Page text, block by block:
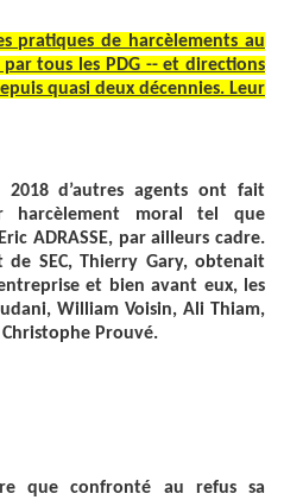
pratiques de harcèlements au
tous les PDG -- et directions
quasi deux décennies. Leur
2018 d’autres agents ont fait
harcèlement moral tel que
ADRASSE, par ailleurs cadre.
de SEC, Thierry Gary, obtenait
et bien avant eux, les
William Voisin, Ali Thiam,
Prouvé.
que confronté au refus sa